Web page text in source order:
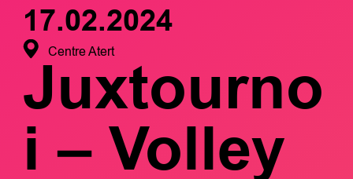
17.02.2024
Centre Atert
Juxtourno
i – Volley